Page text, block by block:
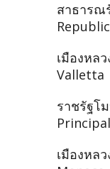
สาธารณ
เมืองหล
Valletta
ราชรัฐโ
เมืองหล